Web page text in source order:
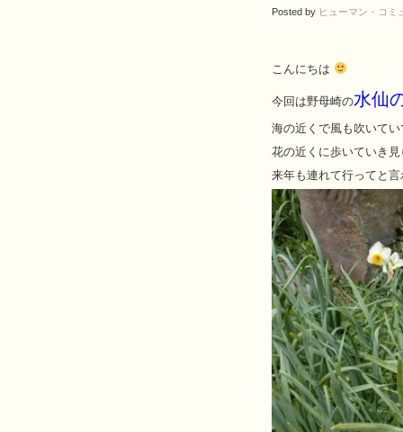
Posted by ヒューマン・コミ
こんにちは
今回は野母崎の水仙
海の近くで風も吹いて
花の近くに歩いていき
来年も連れて行ってと